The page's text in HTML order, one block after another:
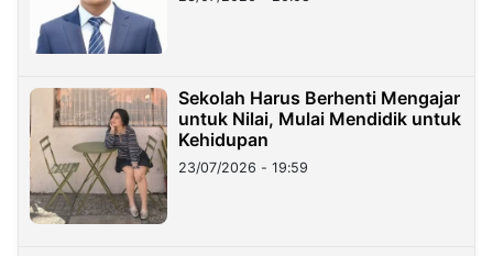
Sekolah Harus Berhenti Mengajar
untuk Nilai, Mulai Mendidik untuk
Kehidupan
23/07/2026 - 19:59